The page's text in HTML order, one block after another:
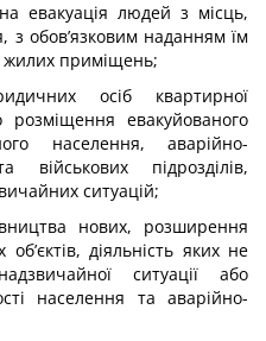
евакуація людей з місць,
обов’язковим наданням їм
жилих приміщень;
осіб квартирної
розміщення евакуйованого
населення, аварійно-
підрозділів,
ситуацій;
нових, розширення
діяльність яких не
ситуації або
населення та аварійно-